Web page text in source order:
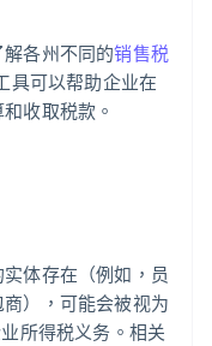
各州不同的销售税
具可以帮助企业在
收取税款。
体存在（例如，员
），可能会被视为
所得税义务。相关